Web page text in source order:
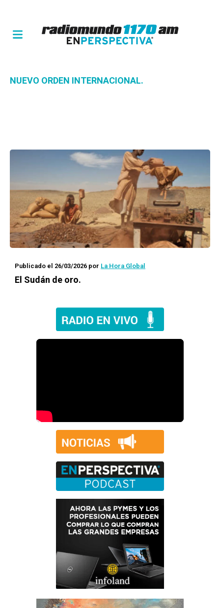
NUEVO ORDEN INTERNACIONAL.
Publicado el 26/03/2026 por La Hora Global
El Sudán de oro.